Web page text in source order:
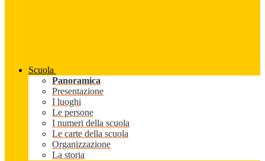
Scuola
Panoramica
Presentazione
I luoghi
Le persone
I numeri della scuola
Le carte della scuola
Organizzazione
La storia